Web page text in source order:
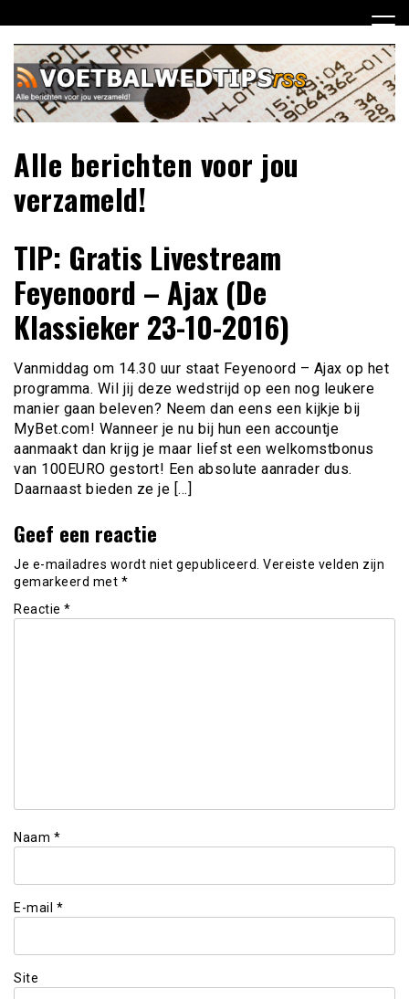
naar
inhoud
Alle berichten voor jou
verzameld!
TIP: Gratis Livestream
Feyenoord – Ajax (De
Klassieker 23-10-2016)
Vanmiddag om 14.30 uur staat Feyenoord – Ajax op het
programma. Wil jij deze wedstrijd op een nog leukere
manier gaan beleven? Neem dan eens een kijkje bij
MyBet.com! Wanneer je nu bij hun een accountje
aanmaakt dan krijg je maar liefst een welkomstbonus
van 100EURO gestort! Een absolute aanrader dus.
Daarnaast bieden ze je […]
Geef een reactie
Je e-mailadres wordt niet gepubliceerd. Vereiste velden zijn
gemarkeerd met *
Reactie *
Naam *
E-mail *
Site